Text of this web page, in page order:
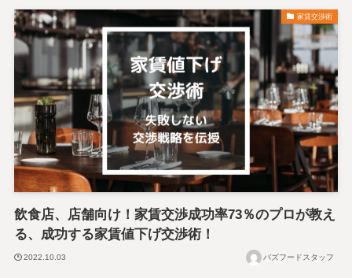
家賃交渉術
飲食店、店舗向け！家賃交渉成功率73％のプロが教え
る、成功する家賃値下げ交渉術！
2022.10.03 バズフードスタッフ